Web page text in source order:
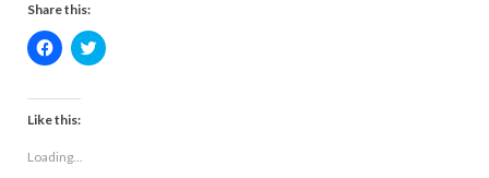
Share this:
C
l
k
t
o
h
C
l
Like this:
Loading...